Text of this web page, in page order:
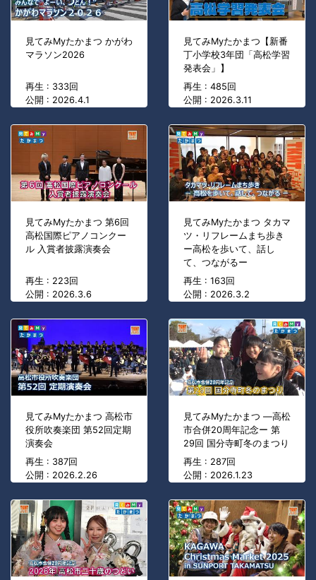
見てみMyたかまつ かがわ
マラソン2026
再生 : 333回
公開 : 2026.4.1
見てみMyたかまつ【新番
丁小学校3年団「高松学習
発表会」】
再生 : 485回
公開 : 2026.3.11
見てみMyたかまつ 第6回
高松国際ピアノコンクー
ル 入賞者披露演奏会
再生 : 223回
公開 : 2026.3.6
見てみMyたかまつ タカマ
ツ・リフレームまち歩き
ー高松を歩いて、話し
て、つながるー
再生 : 163回
公開 : 2026.3.2
見てみMyたかまつ 高松市
役所吹奏楽団 第52回定期
演奏会
再生 : 387回
公開 : 2026.2.26
見てみMyたかまつ ―高松
市合併20周年記念ー 第
29回 国分寺町冬のまつり
再生 : 287回
公開 : 2026.1.23